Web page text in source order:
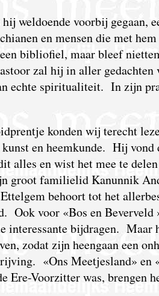
weldoende voorbij gegaan,
en mensen die met
bibliofiel, maar bleef
zal hij in aller
echte spiritualiteit. In zijn
konden wij terecht
en heemkunde. Hij vond
alles en wist het mee te
groot familielid Kanunnik
behoort tot het
Ook voor «Bos en
interessante bijdragen.
zodat zijn heengaan een
«Ons Meetjesland» en
Ere-Voorzitter was, brengen